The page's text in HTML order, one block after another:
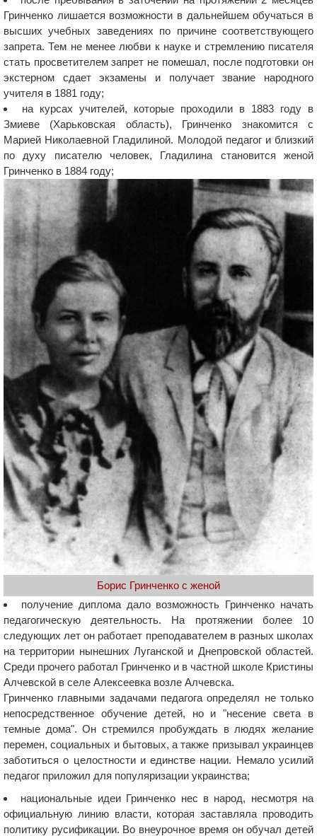
Гринченко лишается возможности в дальнейшем обучаться в
высших учебных заведениях по причине соответствующего
запрета. Тем не менее любви к науке и стремлению писателя
стать просветителем запрет не помешал, после подготовки он
экстерном сдает экзамены и получает звание народного
учителя в 1881 году;
на курсах учителей, которые проходили в 1883 году в
Змиеве (Харьковская область), Гринченко знакомится с
Марией Николаевной Гладилиной. Молодой педагог и близкий
по духу писателю человек, Гладилина становится женой
Гринченко в 1884 году;
Борис Гринченко с женой
получение диплома дало возможность Гринченко начать
педагогическую деятельность. На протяжении более 10
следующих лет он работает преподавателем в разных школах
на территории нынешних Луганской и Днепровской областей.
Среди прочего работал Гринченко и в частной школе Кристины
Алчевской в селе Алексеевка возле Алчевска.
Гринченко главными задачами педагога определял не только
непосредственное обучение детей, но и "несение света в
темные дома". Он стремился пробуждать в людях желание
перемен, социальных и бытовых, а также призывал украинцев
заботиться о целостности и единстве нации. Немало усилий
педагог приложил для популяризации украинства;
национальные идеи Гринченко нес в народ, несмотря на
официальную линию власти, которая заставляла проводить
политику русификации. Во внеурочное время он обучал детей